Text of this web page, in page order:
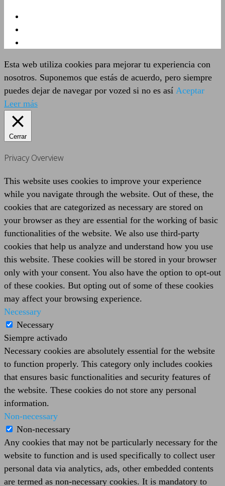
Esta web utiliza cookies para mejorar tu experiencia con
nosotros. Suponemos que estás de acuerdo, pero siempre
puedes dejar de navegar por vozed si no es así Aceptar
Leer más
Cerrar
Privacy Overview
This website uses cookies to improve your experience
while you navigate through the website. Out of these, the
cookies that are categorized as necessary are stored on
your browser as they are essential for the working of basic
functionalities of the website. We also use third-party
cookies that help us analyze and understand how you use
this website. These cookies will be stored in your browser
only with your consent. You also have the option to opt-out
of these cookies. But opting out of some of these cookies
may affect your browsing experience.
Necessary
Necessary
Siempre activado
Necessary cookies are absolutely essential for the website
to function properly. This category only includes cookies
that ensures basic functionalities and security features of
the website. These cookies do not store any personal
information.
Non-necessary
Non-necessary
Any cookies that may not be particularly necessary for the
website to function and is used specifically to collect user
personal data via analytics, ads, other embedded contents
are termed as non-necessary cookies. It is mandatory to